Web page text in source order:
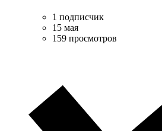
1 подписчик
15 мая
159 просмотров